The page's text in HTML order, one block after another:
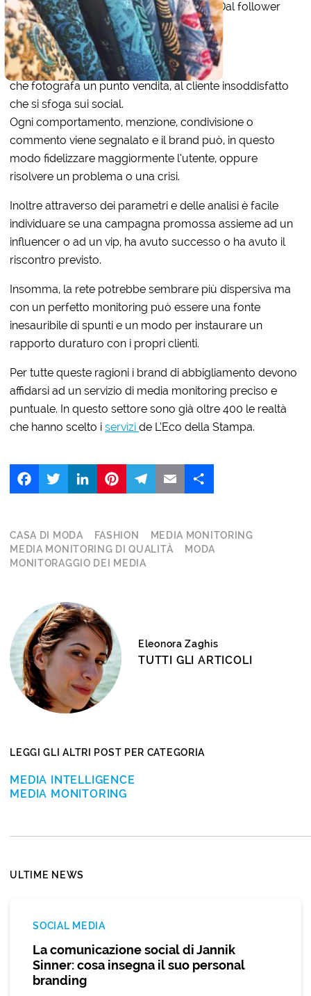
Dal follower
che fotografa un punto vendita, al cliente insoddisfatto
che si sfoga sui social.
Ogni comportamento, menzione, condivisione o
commento viene segnalato e il brand può, in questo
modo fidelizzare maggiormente l’utente, oppure
risolvere un problema o una crisi.
Inoltre attraverso dei parametri e delle analisi è facile
individuare se una campagna promossa assieme ad un
influencer o ad un vip, ha avuto successo o ha avuto il
riscontro previsto.
Insomma, la rete potrebbe sembrare più dispersiva ma
con un perfetto monitoring può essere una fonte
inesauribile di spunti e un modo per instaurare un
rapporto duraturo con i propri clienti.
Per tutte queste ragioni i brand di abbigliamento devono
affidarsi ad un servizio di media monitoring preciso e
puntuale. In questo settore sono già oltre 400 le realtà
che hanno scelto iservizide L’Eco della Stampa.
LinkedIn
CASA DI MODA FASHION
MEDIA MONITORING
MEDIA MONITORING DI QUALITÀ
MODA
MONITORAGGIO DEI MEDIA
Eleonora Zaghis
TUTTI GLI ARTICOLI
LEGGI GLI ALTRI POST PER CATEGORIA
MEDIA INTELLIGENCE
MEDIA MONITORING
ULTIME NEWS
SOCIAL MEDIA
La comunicazione social di Jannik
Sinner: cosa insegna il suo personal
branding